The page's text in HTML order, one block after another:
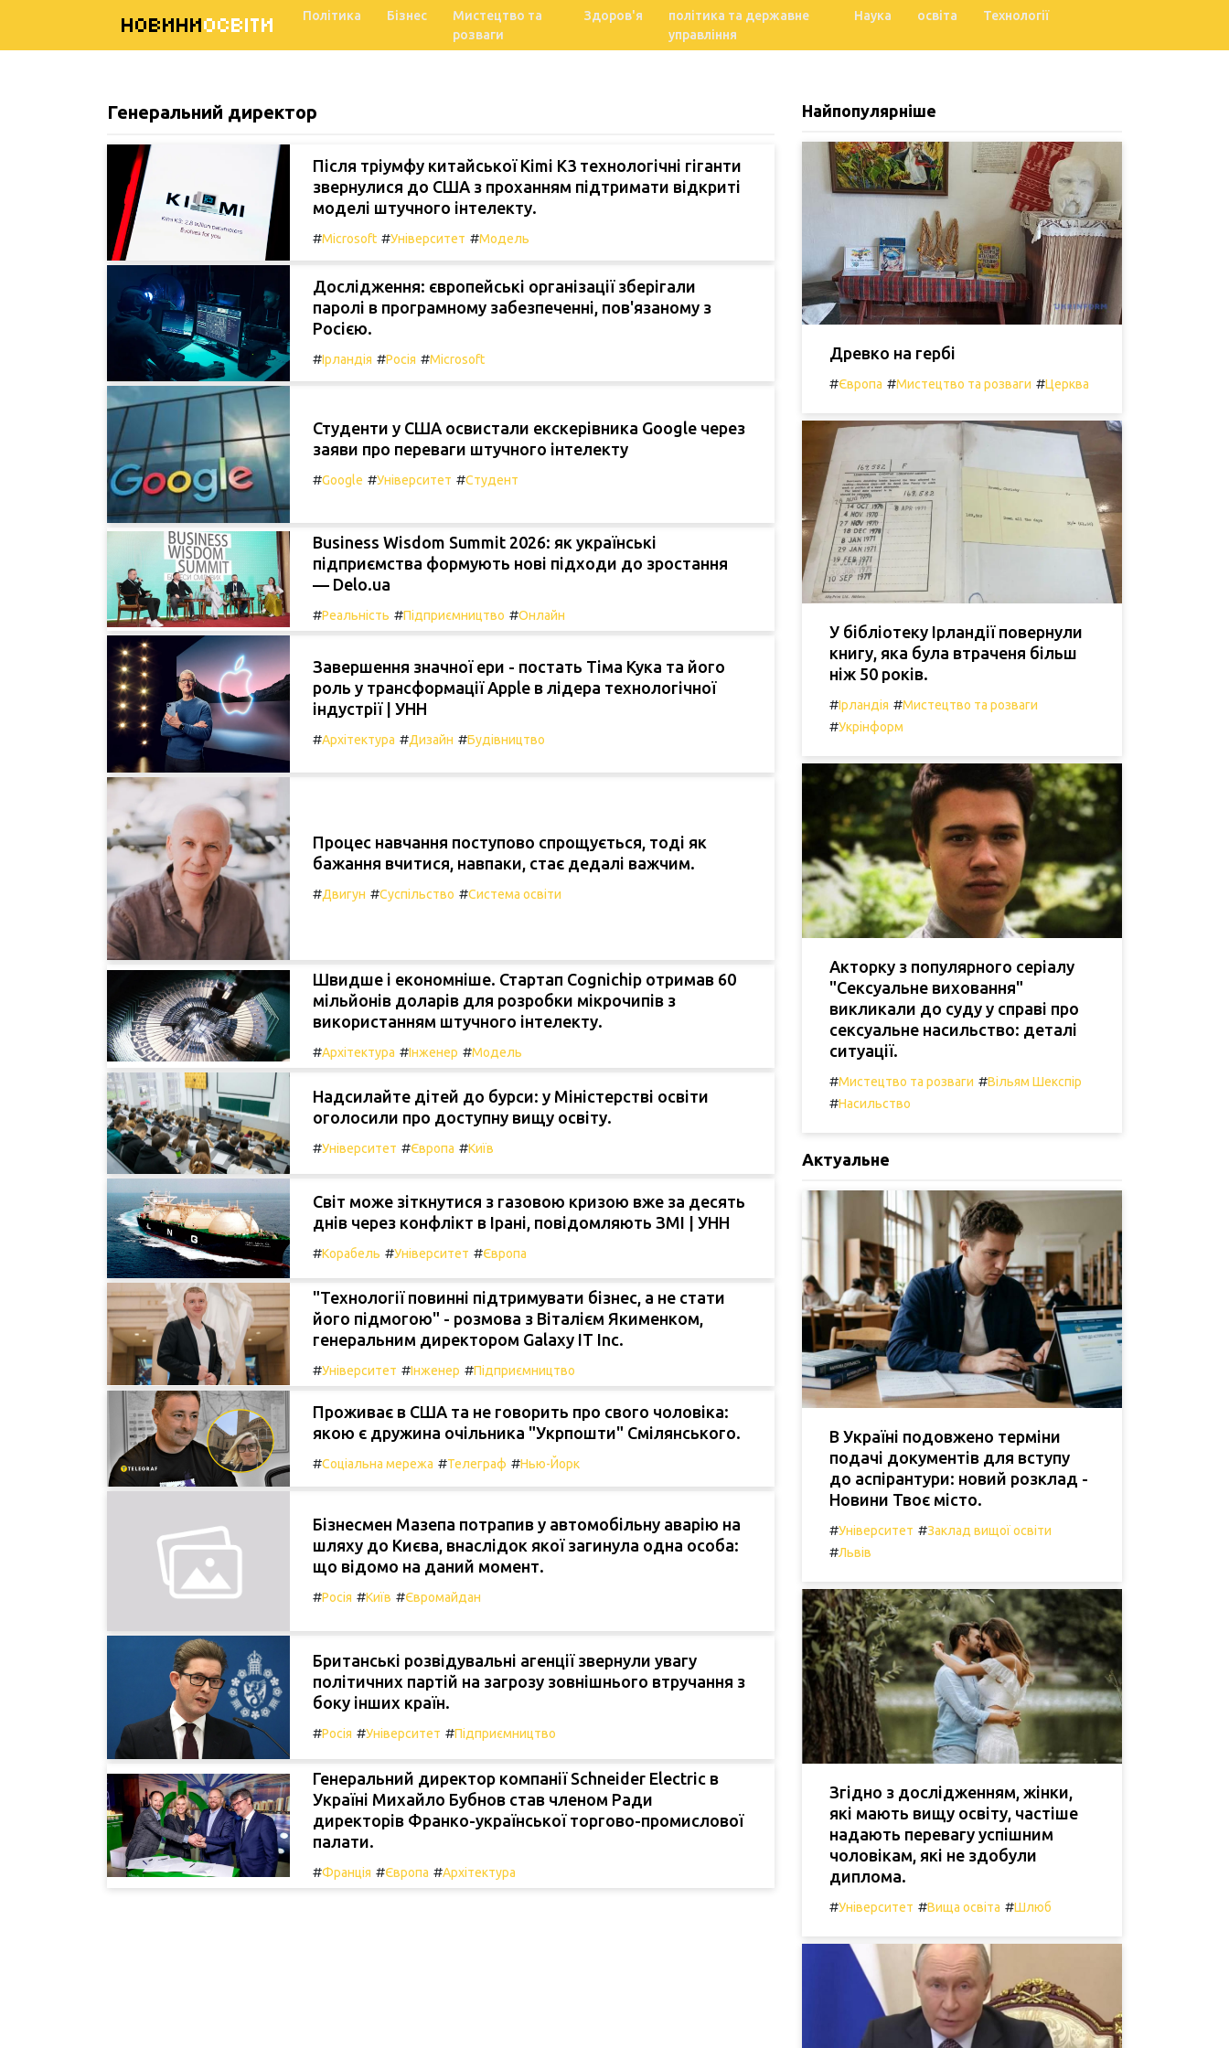
НОВИНИОСВІТИ Політика Бізнес
Мистецтво та
розваги
Здоров'я
політика та державне
управління
Наука освіта Технології
Генеральний директор
Після тріумфу китайської Kimi K3 технологічні гіганти
звернулися до США з проханням підтримати відкриті
моделі штучного інтелекту.
#Microsoft #Університет #Модель
Дослідження: європейські організації зберігали
паролі в програмному забезпеченні, пов'язаному з
Росією.
#Ірландія #Росія #Microsoft
Студенти у США освистали екскерівника Google через
заяви про переваги штучного інтелекту
#Google #Університет #Студент
Business Wisdom Summit 2026: як українські
підприємства формують нові підходи до зростання
— Delo.ua
#Реальність #Підприємництво #Онлайн
Завершення значної ери - постать Тіма Кука та його
роль у трансформації Apple в лідера технологічної
індустрії | УНН
#Архітектура #Дизайн #Будівництво
Процес навчання поступово спрощується, тоді як
бажання вчитися, навпаки, стає дедалі важчим.
#Двигун #Суспільство #Система освіти
Швидше і економніше. Стартап Cognichip отримав 60
мільйонів доларів для розробки мікрочипів з
використанням штучного інтелекту.
#Архітектура #Інженер #Модель
Надсилайте дітей до бурси: у Міністерстві освіти
оголосили про доступну вищу освіту.
#Університет #Європа #Київ
Світ може зіткнутися з газовою кризою вже за десять
днів через конфлікт в Ірані, повідомляють ЗМІ | УНН
#Корабель #Університет #Європа
"Технології повинні підтримувати бізнес, а не стати
його підмогою" - розмова з Віталієм Якименком,
генеральним директором Galaxy IT Inc.
#Університет #Інженер #Підприємництво
Проживає в США та не говорить про свого чоловіка:
якою є дружина очільника "Укрпошти" Смілянського.
#Соціальна мережа #Телеграф #Нью-Йорк
Бізнесмен Мазепа потрапив у автомобільну аварію на
шляху до Києва, внаслідок якої загинула одна особа:
що відомо на даний момент.
#Росія #Київ #Євромайдан
Британські розвідувальні агенції звернули увагу
політичних партій на загрозу зовнішнього втручання з
боку інших країн.
#Росія #Університет #Підприємництво
Генеральний директор компанії Schneider Electric в
Україні Михайло Бубнов став членом Ради
директорів Франко-української торгово-промислової
палати.
#Франція #Європа #Архітектура
Найпопулярніше
Древко на гербі
#Європа #Мистецтво та розваги #Церква
У бібліотеку Ірландії повернули
книгу, яка була втраченя більш
ніж 50 років.
#Ірландія #Мистецтво та розваги
#Укрінформ
Акторку з популярного серіалу
"Сексуальне виховання"
викликали до суду у справі про
сексуальне насильство: деталі
ситуації.
#Мистецтво та розваги #Вільям Шекспір
#Насильство
Актуальне
В Україні подовжено терміни
подачі документів для вступу
до аспірантури: новий розклад -
Новини Твоє місто.
#Університет #Заклад вищої освіти
#Львів
Згідно з дослідженням, жінки,
які мають вищу освіту, частіше
надають перевагу успішним
чоловікам, які не здобули
диплома.
#Університет #Вища освіта #Шлюб